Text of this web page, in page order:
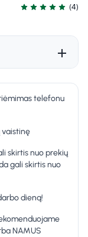
Įvertinimas 5.0
(4)
telefonu
vaistinę
skirtis nuo prekių
gali skirtis nuo
dieną!
NAMUS